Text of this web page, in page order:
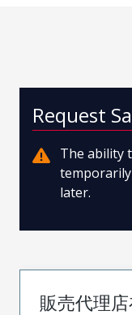
Request
The ability
temporarily
later.
販売代理